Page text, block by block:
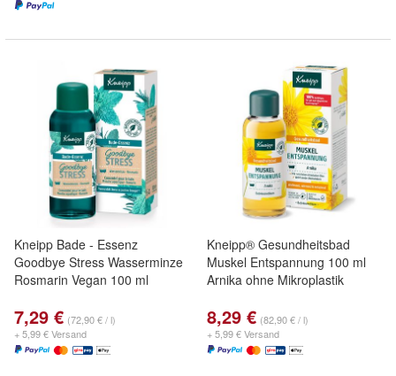
Kneipp Bade - Essenz
Goodbye Stress Wasserminze
Rosmarin Vegan 100 ml
7,29 € (72,90 € / l)
+ 5,99 € Versand
Kneipp® Gesundheitsbad
Muskel Entspannung 100 ml
Arnika ohne Mikroplastik
8,29 € (82,90 € / l)
+ 5,99 € Versand